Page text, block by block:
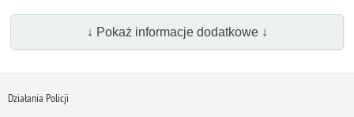
↓ Pokaż informacje dodatkowe ↓
Działania Policji